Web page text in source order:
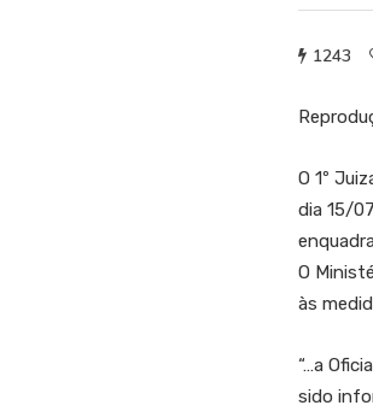
1243
O 1º
dia 15/
O
às
“…a
sido